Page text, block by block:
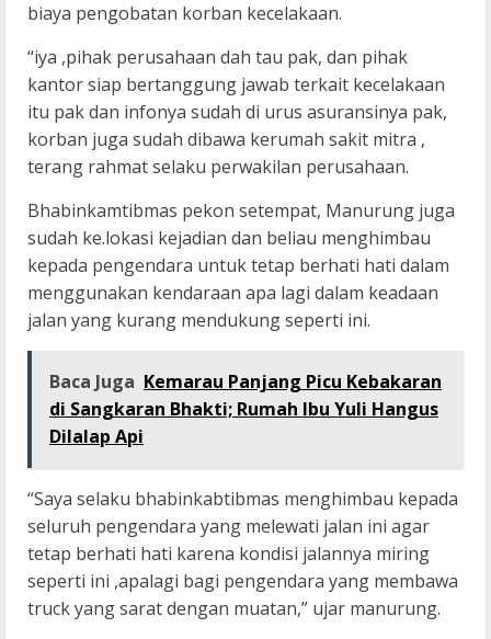
biaya pengobatan korban kecelakaan.
“iya ,pihak perusahaan dah tau pak, dan pihak
kantor siap bertanggung jawab terkait kecelakaan
itu pak dan infonya sudah di urus asuransinya pak,
korban juga sudah dibawa kerumah sakit mitra ,
terang rahmat selaku perwakilan perusahaan.
Bhabinkamtibmas pekon setempat, Manurung juga
sudah ke.lokasi kejadian dan beliau menghimbau
kepada pengendara untuk tetap berhati hati dalam
menggunakan kendaraan apa lagi dalam keadaan
jalan yang kurang mendukung seperti ini.
Baca Juga Kemarau Panjang Picu Kebakaran
di Sangkaran Bhakti; Rumah Ibu Yuli Hangus
Dilalap Api
“Saya selaku bhabinkabtibmas menghimbau kepada
seluruh pengendara yang melewati jalan ini agar
tetap berhati hati karena kondisi jalannya miring
seperti ini ,apalagi bagi pengendara yang membawa
truck yang sarat dengan muatan,” ujar manurung.